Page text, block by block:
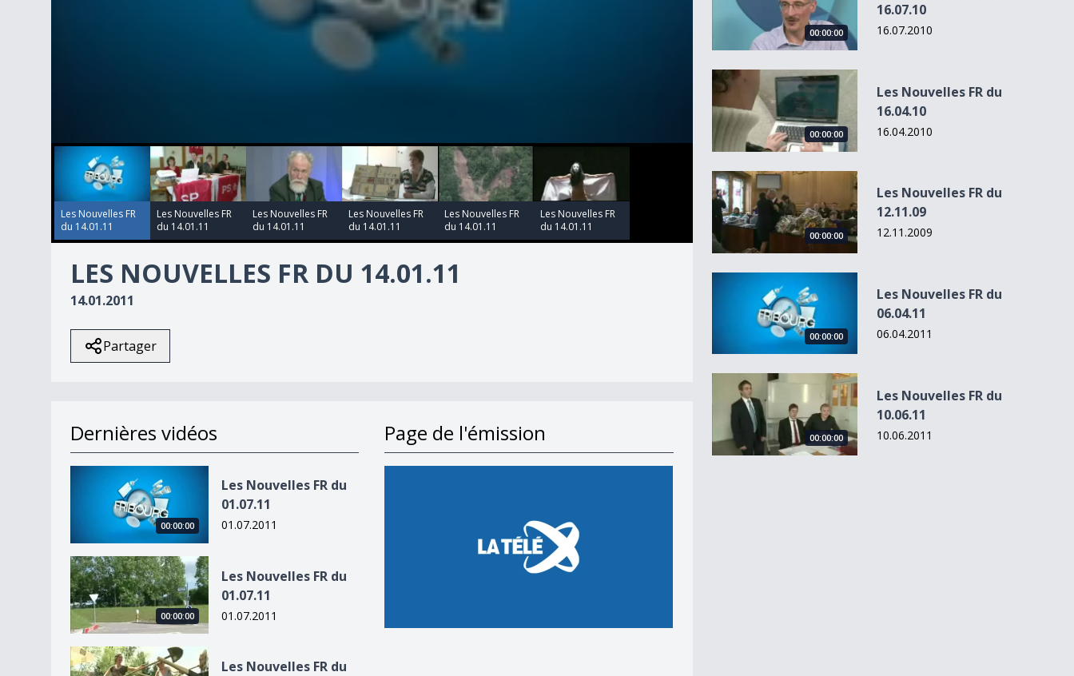
0
seconds
minutes,
29
seconds Volume
90%
Les Nouvelles FR
du 14.01.11
Les Nouvelles FR
du 14.01.11
Les Nouvelles FR
du 14.01.11
Les Nouvelles FR
du 14.01.11
Les Nouvelles FR
du 14.01.11
Les Nouvelles FR
du 14.01.11
LES NOUVELLES FR DU 14.01.11
14.01.2011
Partager
Dernières vidéos
Les Nouvelles FR du 01.07.11
00:00:00
Les Nouvelles FR du
01.07.11
01.07.2011
Les Nouvelles FR du 01.07.11
00:00:00
Les Nouvelles FR du
01.07.11
01.07.2011
Les Nouvelles FR du 01.07.11
Les Nouvelles FR du
Page de l'émission
00:00:00
16.07.10
16.07.2010
Les Nouvelles FR du 16.04.10
00:00:00
Les Nouvelles FR du
16.04.10
16.04.2010
Les Nouvelles FR du 12.11.09
00:00:00
Les Nouvelles FR du
12.11.09
12.11.2009
Les Nouvelles FR du 06.04.11
00:00:00
Les Nouvelles FR du
06.04.11
06.04.2011
Les Nouvelles FR du 10.06.11
00:00:00
Les Nouvelles FR du
10.06.11
10.06.2011